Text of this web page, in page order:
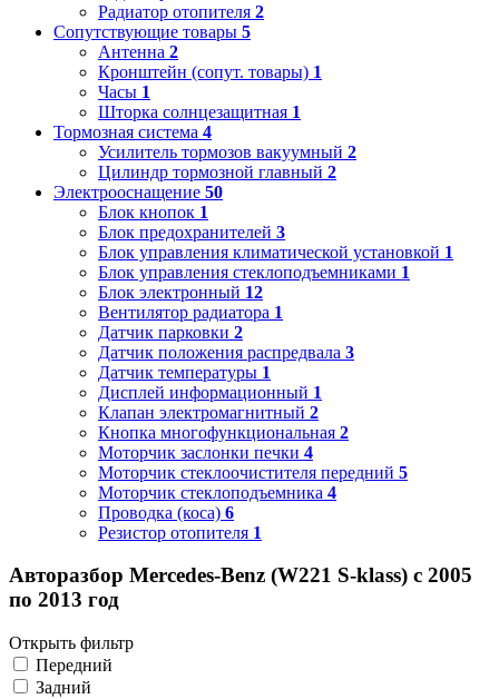
Радиатор отопителя 2
Сопутствующие товары 5
Антенна 2
Кронштейн (сопут. товары) 1
Часы 1
Шторка солнцезащитная 1
Тормозная система 4
Усилитель тормозов вакуумный 2
Цилиндр тормозной главный 2
Электрооснащение 50
Блок кнопок 1
Блок предохранителей 3
Блок управления климатической установкой 1
Блок управления стеклоподъемниками 1
Блок электронный 12
Вентилятор радиатора 1
Датчик парковки 2
Датчик положения распредвала 3
Датчик температуры 1
Дисплей информационный 1
Клапан электромагнитный 2
Кнопка многофункциональная 2
Моторчик заслонки печки 4
Моторчик стеклоочистителя передний 5
Моторчик стеклоподъемника 4
Проводка (коса) 6
Резистор отопителя 1
Авторазбор Mercedes-Benz (W221 S-klass) с 2005
по 2013 год
Открыть фильтр
Передний
Задний